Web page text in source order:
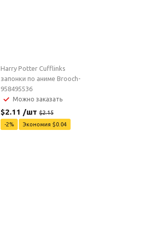
Harry Potter Cufflinks
запонки по аниме Brooch-
958495536
Можно заказать
$2.11 /шт $2.15
-2% Экономия $0.04